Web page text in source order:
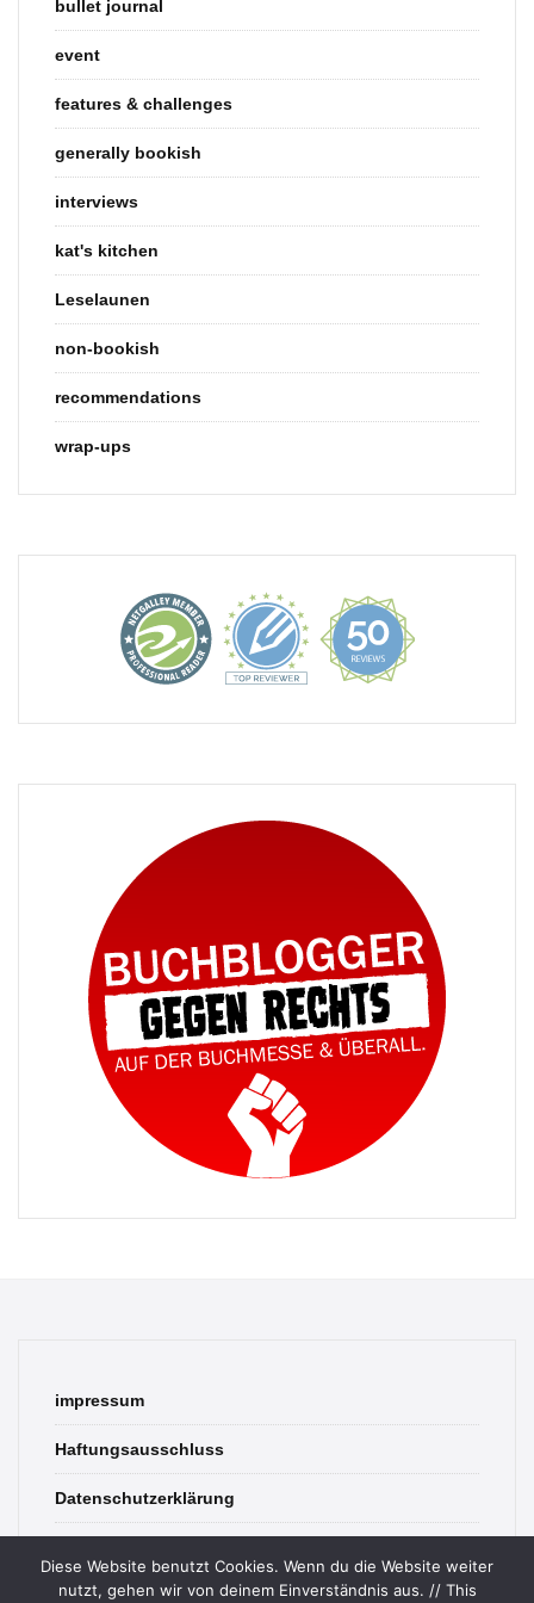
bullet journal
event
features & challenges
generally bookish
interviews
kat's kitchen
Leselaunen
non-bookish
recommendations
wrap-ups
impressum
Haftungsausschluss
Datenschutzerklärung
Diese Website benutzt Cookies. Wenn du die Website weiter
nutzt, gehen wir von deinem Einverständnis aus. // This